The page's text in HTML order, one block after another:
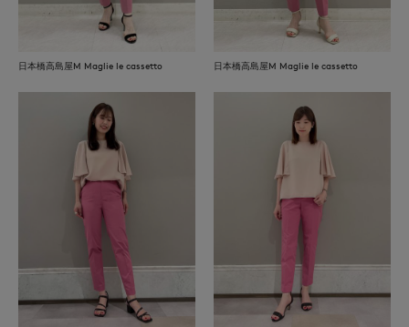
日本橋高島屋M Maglie le cassetto 日本橋高島屋M Maglie le cassetto